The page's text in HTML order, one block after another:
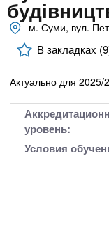
n
t
s
х
з
е
д
м. Суми, вул.
В закладках
Актуально для 2025/
уровень:
Условия